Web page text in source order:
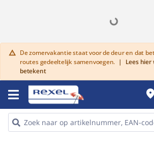
warning De zomervakantie staat voor de deur en dat
routes gedeeltelijk samenvoegen. |
Lees hier
betekent
place